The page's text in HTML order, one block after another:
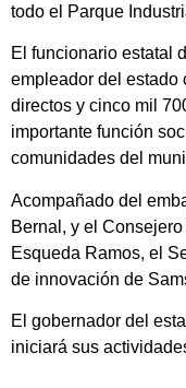
todo el Parque
El funcionario estatal
empleador del estado
directos y cinco mil
importante función
comunidades del
Acompañado del
Bernal, y el
Esqueda Ramos, el
de innovación de
El gobernador del
iniciará sus